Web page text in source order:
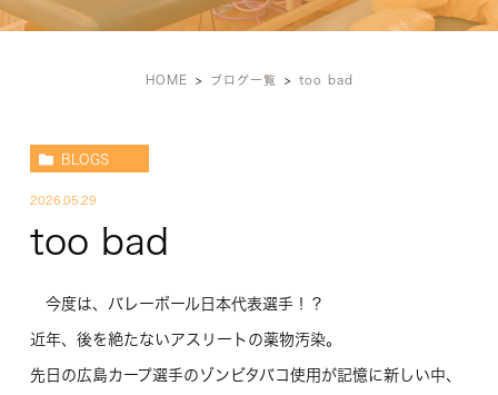
HOME ブログ一覧 too bad
BLOGS
2026.05.29
too bad
今度は、バレーボール日本代表選手！？
近年、後を絶たないアスリートの薬物汚染。
先日の広島カープ選手のゾンビタバコ使用が記憶に新しい中、